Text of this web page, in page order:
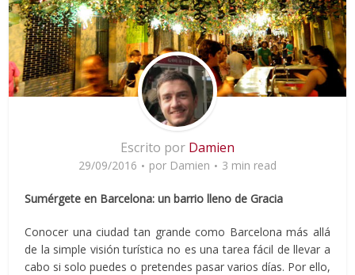
Escrito por Damien
29/09/2016 por Damien 3 min read
Sumérgete en Barcelona: un barrio lleno de Gracia
Conocer una ciudad tan grande como Barcelona más allá
de la simple visión turística no es una tarea fácil de llevar a
cabo si solo puedes o pretendes pasar varios días. Por ello,